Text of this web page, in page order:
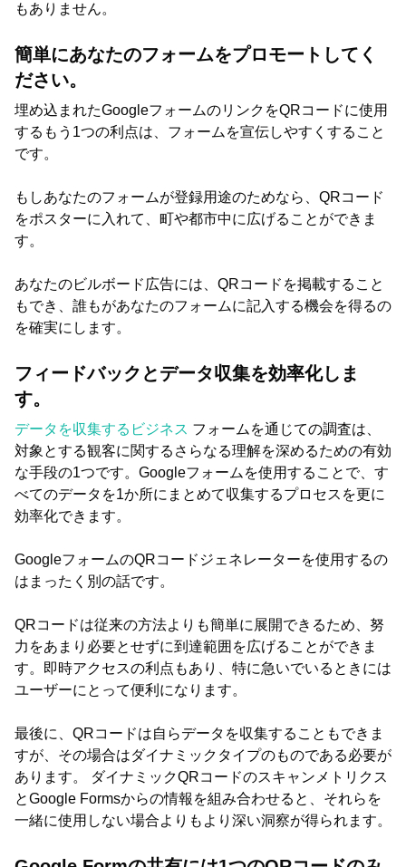
もありません。
簡単にあなたのフォームをプロモートしてく
ださい。
埋め込まれたGoogleフォームのリンクをQRコードに使用
するもう1つの利点は、フォームを宣伝しやすくすること
です。
もしあなたのフォームが登録用途のためなら、QRコード
をポスターに入れて、町や都市中に広げることができま
す。
あなたのビルボード広告には、QRコードを掲載すること
もでき、誰もがあなたのフォームに記入する機会を得るの
を確実にします。
フィードバックとデータ収集を効率化しま
す。
データを収集するビジネス フォームを通じての調査は、
対象とする観客に関するさらなる理解を深めるための有効
な手段の1つです。Googleフォームを使用することで、す
べてのデータを1か所にまとめて収集するプロセスを更に
効率化できます。
GoogleフォームのQRコードジェネレーターを使用するの
はまったく別の話です。
QRコードは従来の方法よりも簡単に展開できるため、努
力をあまり必要とせずに到達範囲を広げることができま
す。即時アクセスの利点もあり、特に急いでいるときには
ユーザーにとって便利になります。
最後に、QRコードは自らデータを収集することもできま
すが、その場合はダイナミックタイプのものである必要が
あります。 ダイナミックQRコードのスキャンメトリクス
とGoogle Formsからの情報を組み合わせると、それらを
一緒に使用しない場合よりもより深い洞察が得られます。